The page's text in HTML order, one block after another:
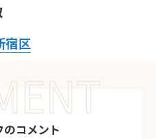
宿区
のコメント